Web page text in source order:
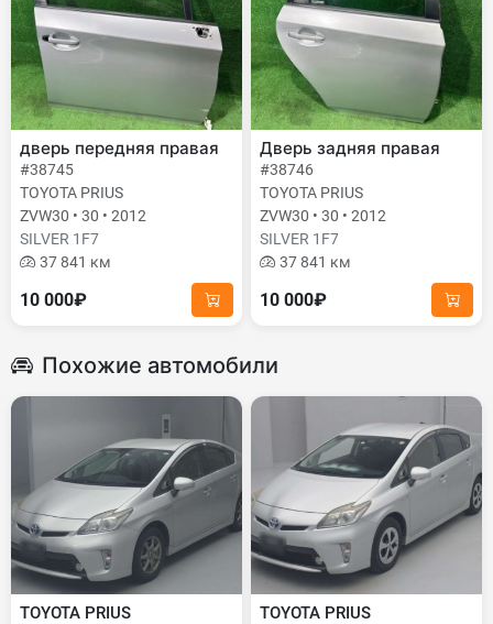
дверь передняя правая
#38745
TOYOTA PRIUS
ZVW30 • 30 • 2012
SILVER 1F7
37 841 км
10 000₽
Дверь задняя правая
#38746
TOYOTA PRIUS
ZVW30 • 30 • 2012
SILVER 1F7
37 841 км
10 000₽
Похожие автомобили
TOYOTA PRIUS TOYOTA PRIUS